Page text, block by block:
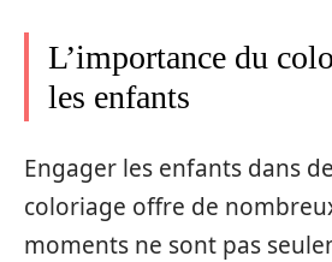
L’importance du
les enfants
Engager les enfants dans
coloriage offre de
moments ne sont pas